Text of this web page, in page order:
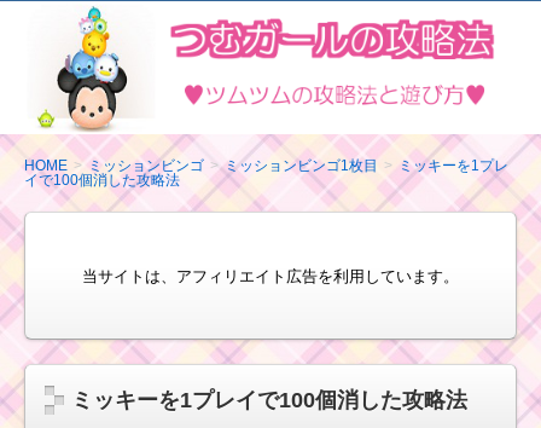
ム
ツ
ム
の
攻
略
び
方
HOME ミッションビンゴ ミッションビンゴ1枚目
ミッキーを1プレ
イで100個消した攻略法
当サイトは、アフィリエイト広告を利用しています。
ミッキーを1プレイで100個消した攻略法